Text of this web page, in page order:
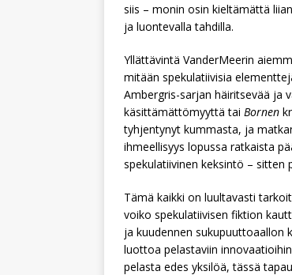
siis – monin osin kieltämättä
ja luontevalla tahdilla.
Yllättävintä VanderMeerin
mitään spekulatiivisia
Ambergris-sarjan häiritsevää ja
käsittämättömyyttä tai Bornen
tyhjentynyt kummasta, ja
ihmeellisyys lopussa ratkaista
spekulatiivinen keksintö – sitten
Tämä kaikki on luultavasti
voiko spekulatiivisen fiktion
ja kuudennen sukupuuttoaallon
luottoa pelastaviin
pelasta edes yksilöä, tässä